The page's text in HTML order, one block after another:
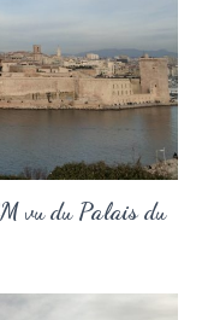
vu du Palais du